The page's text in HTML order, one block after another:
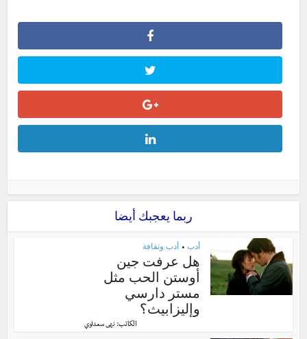
ربما يعجبك أيضا
أدب • أدب وثقافة
هل عرفت جين
أوستن الحب مثل
مستر دارسي
وإليزابيث؟
الكاتب: نهى سعداوي